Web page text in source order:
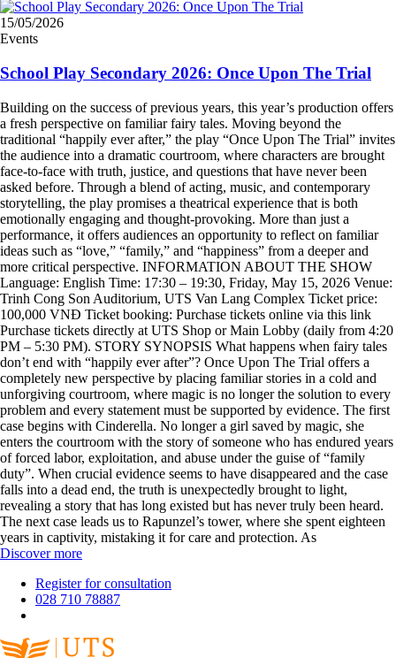
15/05/2026
Events
School Play Secondary 2026: Once Upon The Trial
Building on the success of previous years, this year’s production offers
a fresh perspective on familiar fairy tales. Moving beyond the
traditional “happily ever after,” the play “Once Upon The Trial” invites
the audience into a dramatic courtroom, where characters are brought
face-to-face with truth, justice, and questions that have never been
asked before. Through a blend of acting, music, and contemporary
storytelling, the play promises a theatrical experience that is both
emotionally engaging and thought-provoking. More than just a
performance, it offers audiences an opportunity to reflect on familiar
ideas such as “love,” “family,” and “happiness” from a deeper and
more critical perspective. INFORMATION ABOUT THE SHOW
Language: English Time: 17:30 – 19:30, Friday, May 15, 2026 Venue:
Trinh Cong Son Auditorium, UTS Van Lang Complex Ticket price:
100,000 VNĐ Ticket booking: Purchase tickets online via this link
Purchase tickets directly at UTS Shop or Main Lobby (daily from 4:20
PM – 5:30 PM). STORY SYNOPSIS What happens when fairy tales
don’t end with “happily ever after”? Once Upon The Trial offers a
completely new perspective by placing familiar stories in a cold and
unforgiving courtroom, where magic is no longer the solution to every
problem and every statement must be supported by evidence. The first
case begins with Cinderella. No longer a girl saved by magic, she
enters the courtroom with the story of someone who has endured years
of forced labor, exploitation, and abuse under the guise of “family
duty”. When crucial evidence seems to have disappeared and the case
falls into a dead end, the truth is unexpectedly brought to light,
revealing a story that has long existed but has never truly been heard.
The next case leads us to Rapunzel’s tower, where she spent eighteen
years in captivity, mistaking it for care and protection. As
Discover more
Register for consultation
028 710 78887